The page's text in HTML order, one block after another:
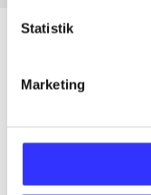
Statistik
Marketing
Artikler